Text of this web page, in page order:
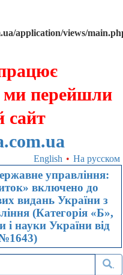
application/views/
ми перейшли
сайт
English • На русском
управління:
включено до
видань України з
(Категорія «Б»,
і науки України від